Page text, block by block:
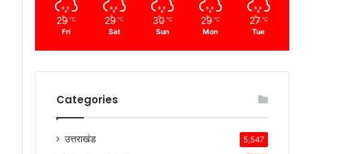
29 ℃
Fri
29 ℃
Sat
30 ℃
Sun
29 ℃
Mon
27 ℃
Tue
Categories
उत्तराखंड 5,547